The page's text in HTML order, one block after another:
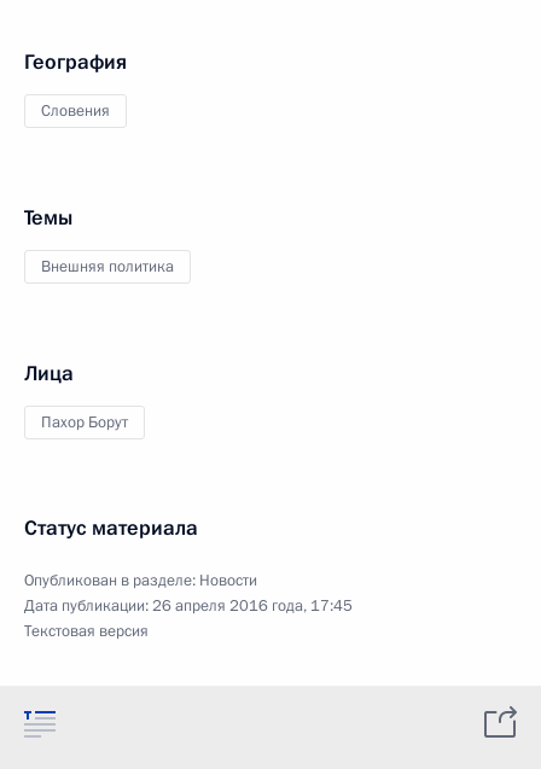
География
Словения
Темы
Внешняя политика
Лица
Пахор Борут
Статус материала
Опубликован в разделе: Новости
Дата публикации:26 апреля 2016 года, 17:45
Текстовая версия